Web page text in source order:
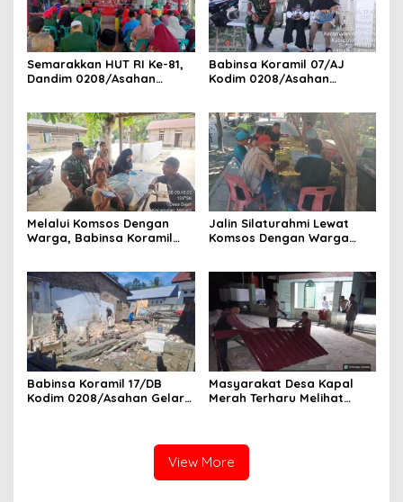
Semarakkan HUT RI Ke-81,
Dandim 0208/Asahan
Kemenag Asahan
Babinsa Koramil 07/AJ
Kodim 0208/Asahan
Kesehatan Di Puskesmas
Melalui Komsos Dengan
Warga, Babinsa Koramil
ebersihan Dan Kamtibmas
Jalin Silaturahmi Lewat
Komsos Dengan Warga
Babinsa Koramil 17/DB
Kodim 0208/Asahan Gelar
Masyarakat Desa Kapal
Merah Terharu Melihat
Mushollah Al Maghribi
View More